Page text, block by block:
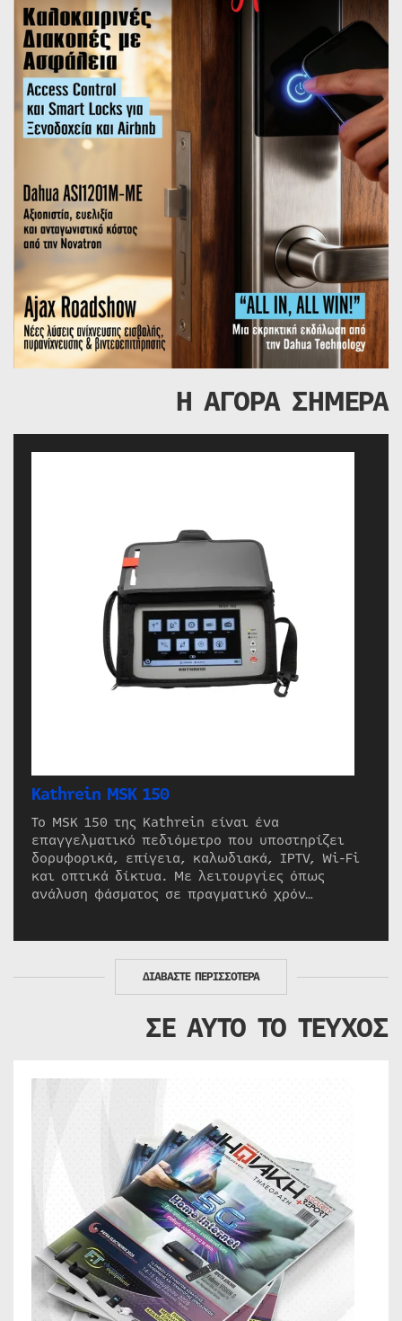
Η ΑΓΟΡΑ ΣΗΜΕΡΑ
Kathrein MSK 150
Το MSK 150 της Kathrein είναι ένα
επαγγελματικό πεδιόμετρο που υποστηρίζει
δορυφορικά, επίγεια, καλωδιακά, IPTV, Wi-Fi
και οπτικά δίκτυα. Με λειτουργίες όπως
ανάλυση φάσματος σε πραγματικό χρόν…
ΔΙΑΒΑΣΤΕ ΠΕΡΙΣΣΟΤΕΡΑ
ΣΕ ΑΥΤΟ ΤΟ ΤΕΥΧΟΣ